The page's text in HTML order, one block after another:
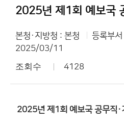
본청·지방청 : 본청
등록부
2025/03/11
조회수 4128
2025년 제1회 예보국 공무직·